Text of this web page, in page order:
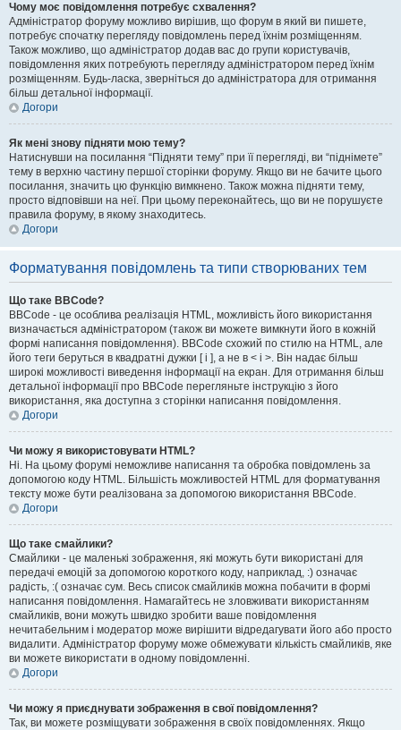
Чому моє повідомлення потребує схвалення?
Адміністратор форуму можливо вирішив, що форум в який ви пишете,
потребує спочатку перегляду повідомлень перед їхнім розміщенням.
Також можливо, що адміністратор додав вас до групи користувачів,
повідомлення яких потребують перегляду адміністратором перед їхнім
розміщенням. Будь-ласка, зверніться до адміністратора для отримання
більш детальної інформації.
Догори
Як мені знову підняти мою тему?
Натиснувши на посилання “Підняти тему” при її перегляді, ви “піднімете”
тему в верхню частину першої сторінки форуму. Якщо ви не бачите цього
посилання, значить цю функцію вимкнено. Також можна підняти тему,
просто відповівши на неї. При цьому переконайтесь, що ви не порушуєте
правила форуму, в якому знаходитесь.
Догори
Форматування повідомлень та типи створюваних тем
Що таке BBCode?
BBCode - це особлива реалізація HTML, можливість його використання
визначається адміністратором (також ви можете вимкнути його в кожній
формі написання повідомлення). BBCode схожий по стилю на HTML, але
його теги беруться в квадратні дужки [ і ], а не в < і >. Він надає більш
широкі можливості виведення інформації на екран. Для отримання більш
детальної інформації про BBCode перегляньте інструкцію з його
використання, яка доступна з сторінки написання повідомлення.
Догори
Чи можу я використовувати HTML?
Ні. На цьому форумі неможливе написання та обробка повідомлень за
допомогою коду HTML. Більшість можливостей HTML для форматування
тексту може бути реалізована за допомогою використання BBCode.
Догори
Що таке смайлики?
Смайлики - це маленькі зображення, які можуть бути використані для
передачі емоцій за допомогою короткого коду, наприклад, :) означає
радість, :( означає сум. Весь список смайликів можна побачити в формі
написання повідомлення. Намагайтесь не зловживати використанням
смайликів, вони можуть швидко зробити ваше повідомлення
нечитабельним і модератор може вирішити відредагувати його або просто
видалити. Адміністратор форуму може обмежувати кількість смайликів, яке
ви можете використати в одному повідомленні.
Догори
Чи можу я приєднувати зображення в свої повідомлення?
Так, ви можете розміщувати зображення в своїх повідомленнях. Якщо